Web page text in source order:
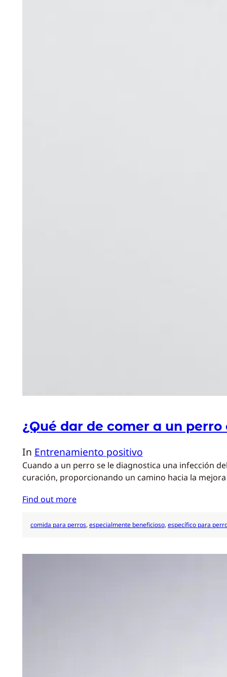
¿Qué dar de comer a un perro
In Entrenamiento positivo
Cuando a un perro se le diagnostica una infección
curación, proporcionando un camino hacia la
Find out more
comida para perros, especialmente beneficioso, específico para